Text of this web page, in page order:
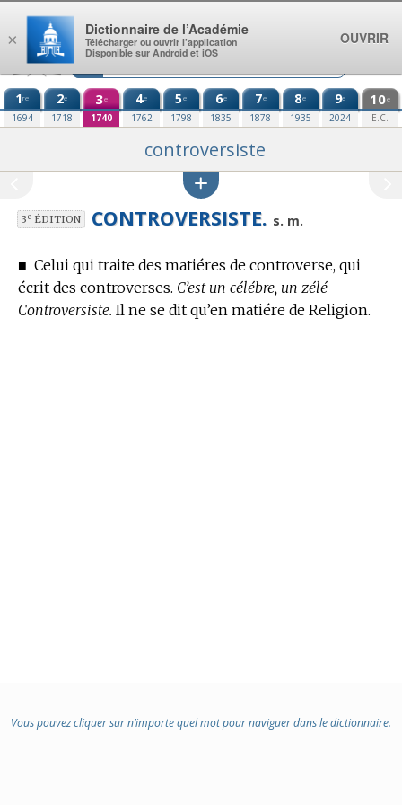
Aller au contenu
1re
1694
2e
1718
3e
1740
4e
1762
5e
1798
6e
1835
7e
1878
8e
1935
9e
2024
10e
E.C.
controversiste
3eÉDITION CONTROVERSISTE. s. m.
■ Celui qui traite des matiéres de controverse, qui
écrit des controverses. C’est un célébre, un zélé
Controversiste. Il ne se dit qu’en matiére de Religion.
Vous pouvez cliquer sur n’importe quel mot pour naviguer dans le dictionnaire.
×
Dictionnaire de l’Académie
Télécharger ou ouvrir l’application
Disponible sur Android et iOS
OUVRIR